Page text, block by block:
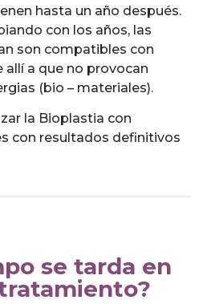
hasta un año después.
con los años, las
son compatibles con
a que no provocan
(bio – materiales).
la Bioplastia con
con resultados definitivos
se tarda en